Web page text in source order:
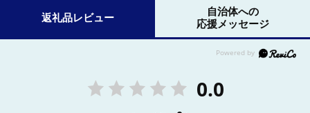
返礼品レビュー
自治体への
応援メッセージ
0.0